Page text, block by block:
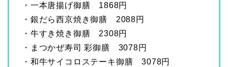
・一本唐揚げ御膳 1868円
・銀だら西京焼き御膳 2088円
・牛すき焼き御膳 2308円
・まつかぜ寿司 彩御膳 3078円
・和牛サイコロステーキ御膳 3078円